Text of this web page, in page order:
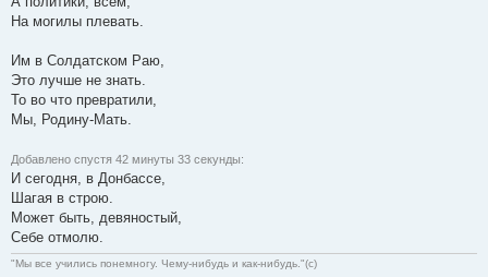
На могилы плевать.
Им в Солдатском Раю,
Это лучше не знать.
То во что превратили,
Мы, Родину-Мать.
Добавлено спустя 42 минуты 33 секунды:
И сегодня, в Донбассе,
Шагая в строю.
Может быть, девяностый,
Себе отмолю.
"Мы все учились понемногу. Чему-нибудь и как-нибудь."(с)